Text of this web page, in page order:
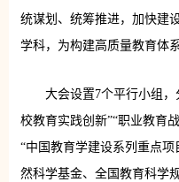
统谋划、统筹推进，加快建
学科，为构建高质量教育体
大会设置7个平行小组，
校教育实践创新”“职业教育
“中国教育学建设系列重点项
然科学基金、全国教育科学